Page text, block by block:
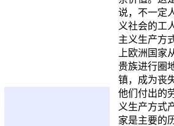
说，不一定
义社会的工
主义生产方
上欧洲国
贵族进行圈
镇，成为丧
他们付出的
义生产方式
家是主要的